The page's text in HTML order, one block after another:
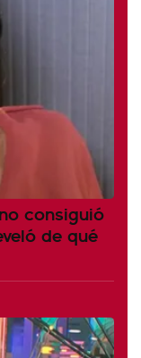
consiguió
de qué